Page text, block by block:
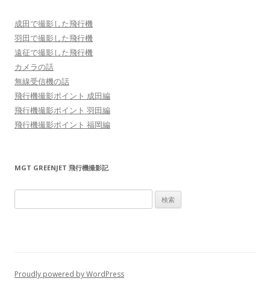
成田で撮影した飛行機
羽田で撮影した飛行機
遠征で撮影した飛行機
カメラの話
無線受信機の話
飛行機撮影ポイント 成田編
飛行機撮影ポイント 羽田編
飛行機撮影ポイント 福岡編
MGT GREENJET 飛行機撮影記
索:
Proudly powered by WordPress